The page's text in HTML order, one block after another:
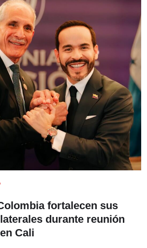
fortalecen sus
durante reunión
Cali